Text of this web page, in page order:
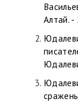
Алтай.